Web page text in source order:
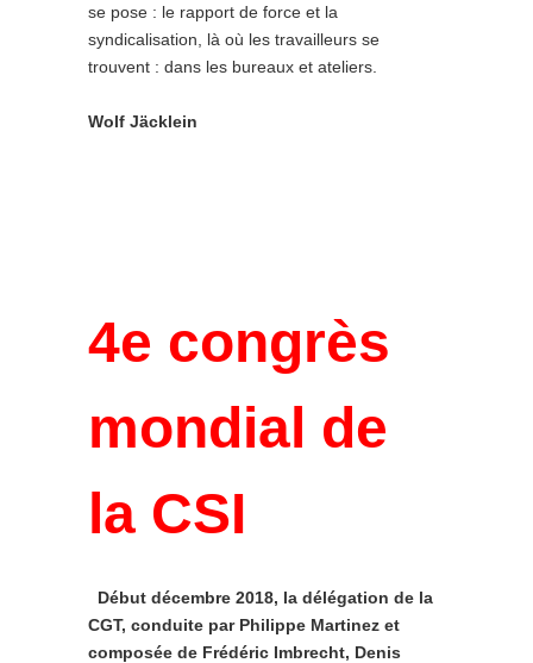
se pose : le rapport de force et la
syndicalisation, là où les travailleurs se
trouvent : dans les bureaux et ateliers.
Wolf Jäcklein
4e congrès
mondial de
la CSI
Début décembre 2018, la délégation de la
CGT, conduite par Philippe Martinez et
composée de Frédéric Imbrecht, Denis